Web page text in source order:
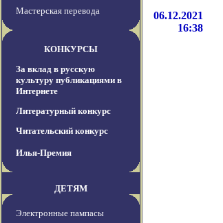
Мастерская перевода
КОНКУРСЫ
За вклад в русскую
культуру публикациями в
Интернете
Литературный конкурс
Читательский конкурс
Илья-Премия
ДЕТЯМ
Электронные пампасы
06.12.2021
16:38